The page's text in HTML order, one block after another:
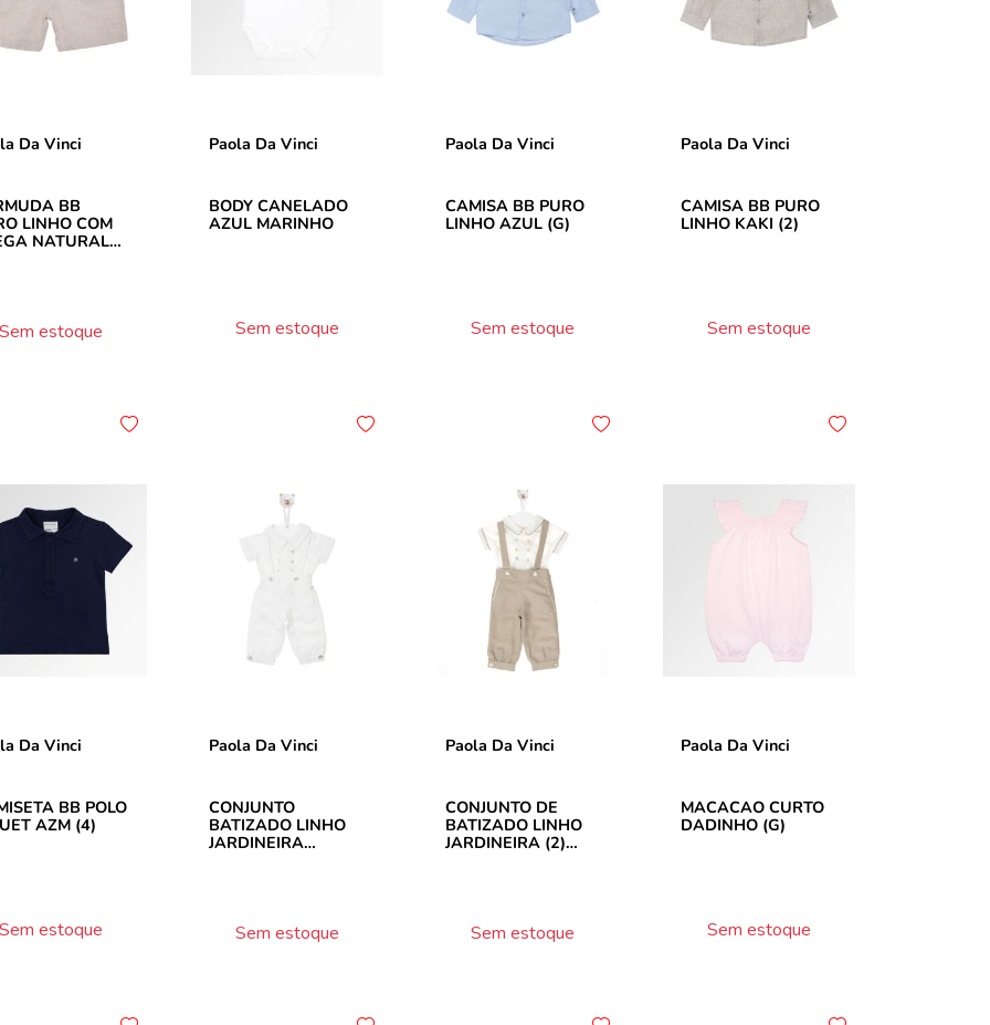
Da Vinci
BB
LINHO COM
NATURAL
estoque
Paola Da Vinci
BODY CANELADO
AZUL MARINHO
Sem estoque
Paola Da Vinci
CAMISA BB PURO
LINHO AZUL (G)
Sem estoque
Paola Da Vinci
CAMISA BB PURO
LINHO KAKI (2)
Sem estoque
Da Vinci
BB POLO
AZM (4)
estoque
Paola Da Vinci
CONJUNTO
BATIZADO LINHO
JARDINEIRA
Sem estoque
Paola Da Vinci
CONJUNTO DE
BATIZADO LINHO
JARDINEIRA (2)
Sem estoque
Paola Da Vinci
MACACAO CURTO
DADINHO (G)
Sem estoque